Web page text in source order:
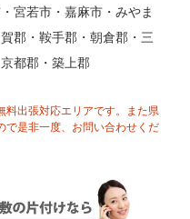
宮若市・嘉麻市・みやま
郡・鞍手郡・朝倉郡・三
都郡・築上郡
出張対応エリアです。また県
で是非一度、お問い合わせくだ